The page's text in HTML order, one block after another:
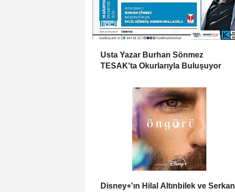
Usta Yazar Burhan Sönmez
TESAK'ta Okurlarıyla Buluşuyor
Disney+'ın Hilal Altınbilek ve Serkan